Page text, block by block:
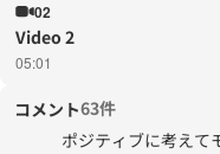
02
Video 2
05:01
コメント63件
ポジティブに考えて